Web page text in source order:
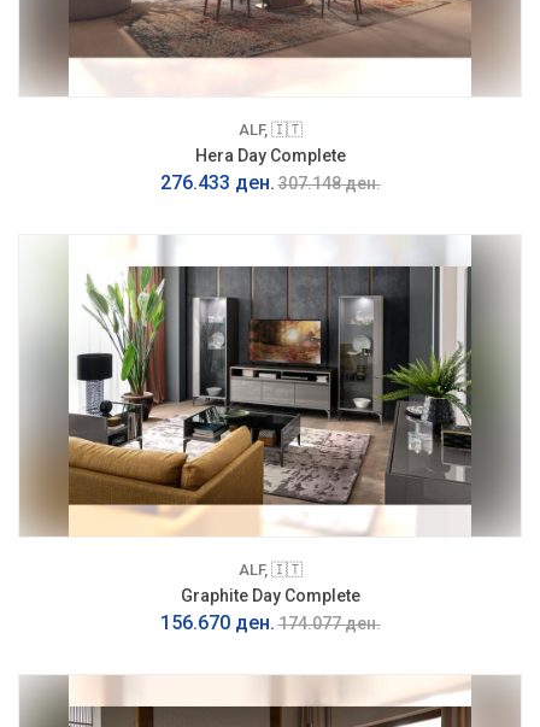
ALF, 🇮🇹
Hera Day Complete
276.433 ден. 307.148 ден.
ALF, 🇮🇹
Graphite Day Complete
156.670 ден. 174.077 ден.